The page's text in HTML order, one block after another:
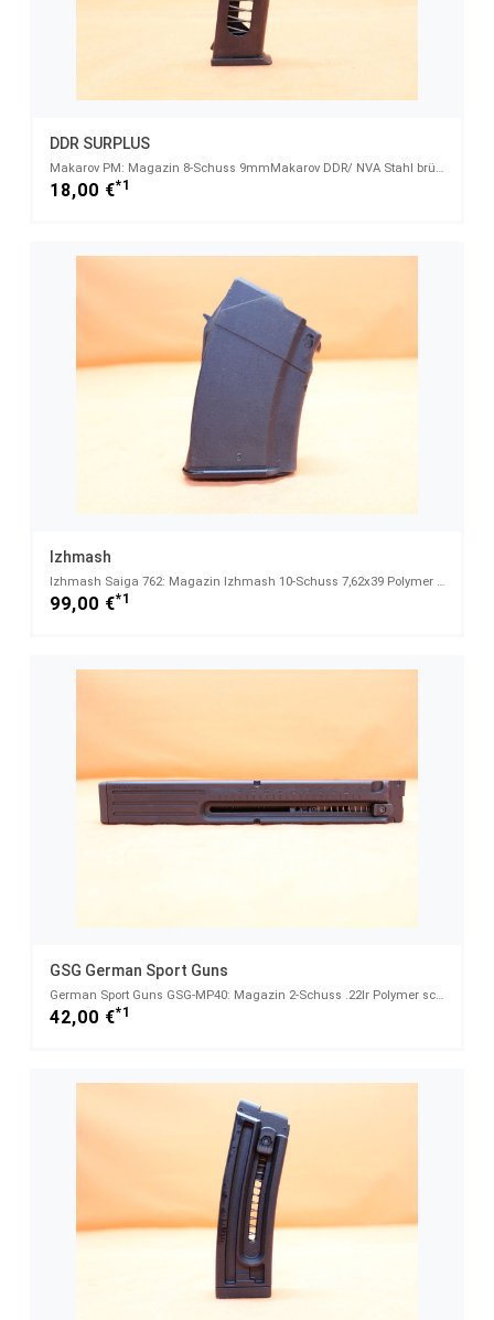
DDR SURPLUS
Makarov PM: Magazin 8-Schuss 9mmMakarov DDR/ NVA Stahl brüniert (SURPLUS)
18,00 €*1
Izhmash
Izhmash Saiga 762: Magazin Izhmash 10-Schuss 7,62x39 Polymer schwarz
99,00 €*1
GSG German Sport Guns
German Sport Guns GSG-MP40: Magazin 2-Schuss .22lr Polymer schwarz
42,00 €*1